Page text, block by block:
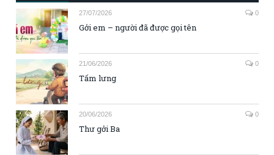
27/07/2026 0
Gởi em – người đã được gọi tên
21/06/2026 0
Tấm lưng
20/06/2026 0
Thư gởi Ba